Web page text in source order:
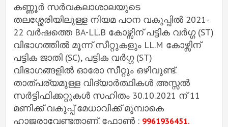
കണ്ണൂർ സർവകലാശാലയുടെ
തലശ്ശേരിയിലുള്ള നിയമ പഠന വകുപ്പിൽ 2021-
22 വർഷത്തെ BA-LL.B കോഴ്സിന് പട്ടിക വർഗ്ഗ (ST)
വിഭാഗത്തിൽ മൂന്ന് സീറ്റുകളും LL.M കോഴ്സിന്
പട്ടിക ജാതി (SC), പട്ടിക വർഗ്ഗ (ST)
വിഭാഗങ്ങളിൽ ഓരോ സീറ്റും ഒഴിവുണ്ട്.
താത്പര്യമുള്ള വിദ്യാർത്ഥികൾ അസ്സൽ
സർട്ടിഫിക്കറ്റുകൾ സഹിതം 30.10.2021 ന് 11
മണിക്ക് വകുപ്പ് മേധാവിക്ക് മുമ്പാകെ
ഹാജരാവേണ്ടതാണ്. ഫോൺ : 9961936451.